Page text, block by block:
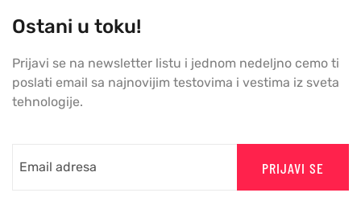
Ostani u toku!
Prijavi se na newsletter listu i jednom nedeljno cemo ti
poslati email sa najnovijim testovima i vestima iz sveta
tehnologije.
PRIJAVI SE